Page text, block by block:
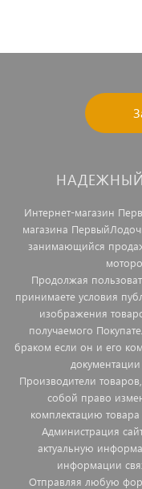
Интернет-магазин
магазина
занимающийся
Продолжая
принимаете условия
изображения
получаемого
браком если он и его
Производители
собой право
комплектацию
Администрация
актуальную
информации
Отправляя любую